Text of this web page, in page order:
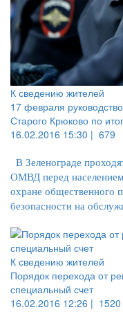
К сведению жителей
17 февраля
Старого Крюково по
16.02.2016 15:30 | 679
В Зеленограде
ОМВД перед
охране общественного
безопасности на
К сведению жителей
Порядок перехода от
специальный счет
16.02.2016 12:26 | 1520